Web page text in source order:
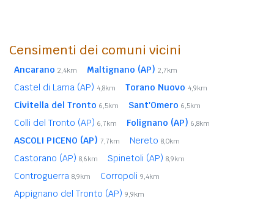
Censimenti dei comuni vicini
Ancarano 2,4km Maltignano (AP) 2,7km
Castel di Lama (AP) 4,8km Torano Nuovo 4,9km
Civitella del Tronto 6,5km Sant'Omero 6,5km
Colli del Tronto (AP) 6,7km Folignano (AP) 6,8km
ASCOLI PICENO (AP) 7,7km Nereto 8,0km
Castorano (AP) 8,6km Spinetoli (AP) 8,9km
Controguerra 8,9km Corropoli 9,4km
Appignano del Tronto (AP) 9,9km